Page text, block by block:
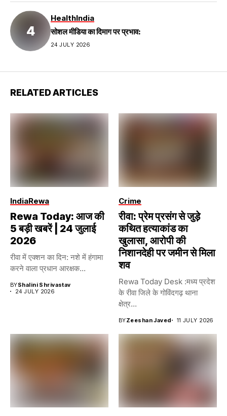
HealthIndia
सोशल मीडिया का दिमाग पर प्रभाव:
24 JULY 2026
RELATED ARTICLES
IndiaRewa
Rewa Today: आज की
5 बड़ी खबरें | 24 जुलाई
2026
रीवा में एक्शन का दिन: नशे में हंगामा
करने वाला प्रधान आरक्षक...
BYShalini Shrivastav
24 JULY 2026
Crime
रीवा: प्रेम प्रसंग से जुड़े
कथित हत्याकांड का
खुलासा, आरोपी की
निशानदेही पर जमीन से मिला
शव
Rewa Today Desk :मध्य प्रदेश
के रीवा जिले के गोविंदगढ़ थाना
क्षेत्र...
BYZeeshan Javed 11 JULY 2026